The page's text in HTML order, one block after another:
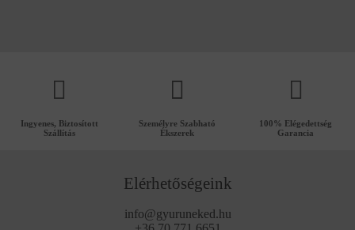
Ingyenes, Biztosított
Szállítás
Személyre Szabható
Ékszerek
100% Elégedettség
Garancia
Elérhetőségeink
info@gyuruneked.hu